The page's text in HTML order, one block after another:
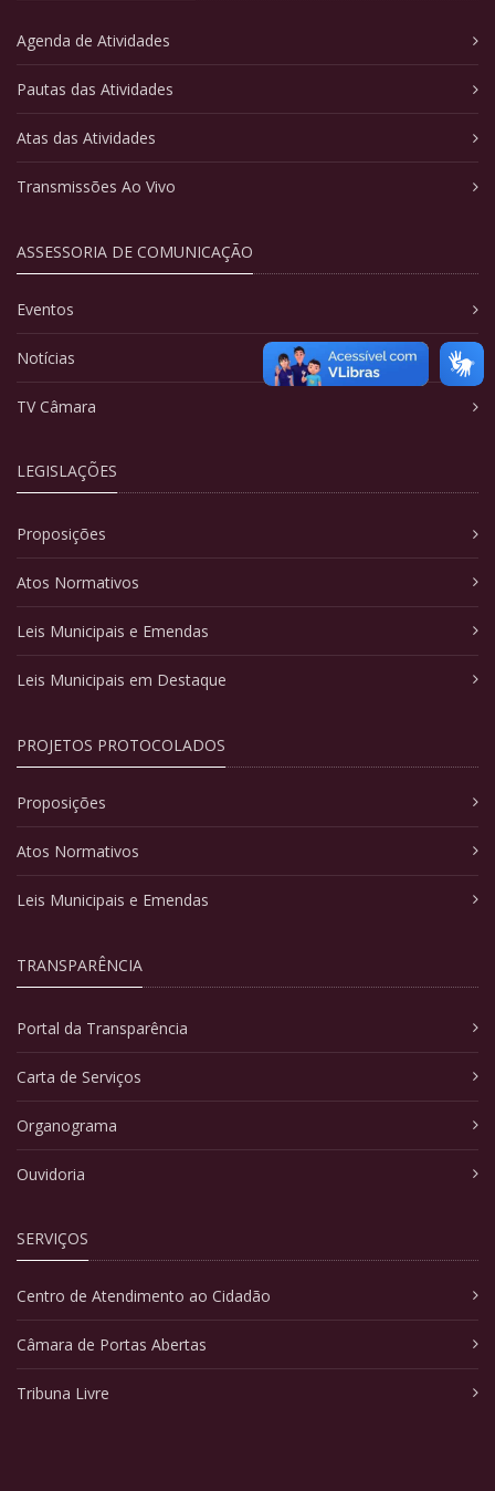
Agenda de Atividades
Pautas das Atividades
Atas das Atividades
Transmissões Ao Vivo
ASSESSORIA DE COMUNICAÇÃO
Eventos
Notícias
TV Câmara
LEGISLAÇÕES
Proposições
Atos Normativos
Leis Municipais e Emendas
Leis Municipais em Destaque
PROJETOS PROTOCOLADOS
Proposições
Atos Normativos
Leis Municipais e Emendas
TRANSPARÊNCIA
Portal da Transparência
Carta de Serviços
Organograma
Ouvidoria
SERVIÇOS
Centro de Atendimento ao Cidadão
Câmara de Portas Abertas
Tribuna Livre